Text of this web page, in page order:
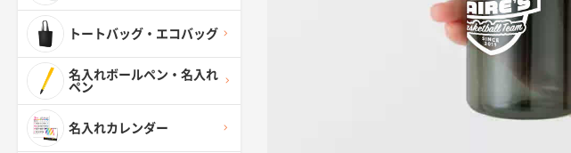
トートバッグ・エコバッグ
名入れボールペン・名入れ
ペン
名入れカレンダー